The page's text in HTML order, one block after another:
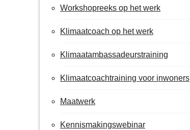
Workshopreeks op het werk
Klimaatcoach op het werk
Klimaatambassadeurstraining
Klimaatcoachtraining voor inwoners
Maatwerk
Kennismakingswebinar